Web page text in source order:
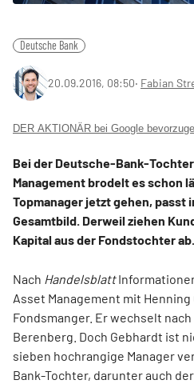
Deutsche Bank
20.09.2016, 08:50‧ Fabian
DER AKTIONÄR bei Google
Bei der Deutsche-Bank-
Management brodelt es schon
Topmanager jetzt gehen, passt
Gesamtbild. Derweil ziehen
Kapital aus der Fondstochter ab.
Nach Handelsblatt
Asset Management mit
Fondsmanger. Er wechselt
Berenberg. Doch Gebhardt ist
sieben hochrangige Manager
Bank-Tochter, darunter auch